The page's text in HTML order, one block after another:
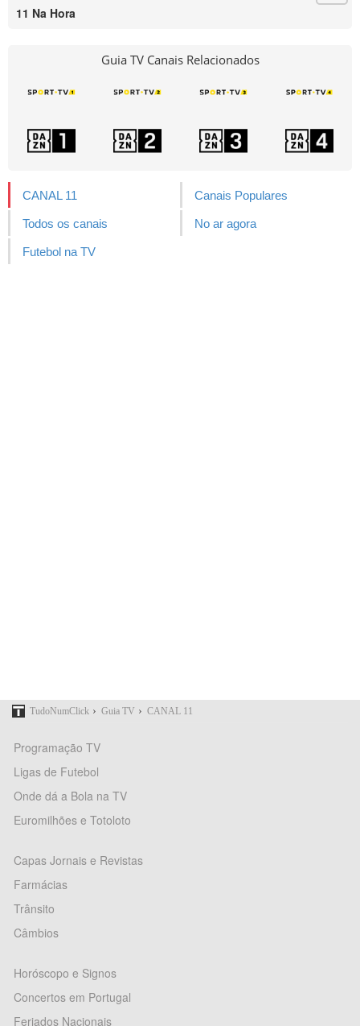
11 Na Hora
Guia TV Canais Relacionados
CANAL 11 Canais Populares
Todos os canais No ar agora
Futebol na TV
TudoNumClick › Guia TV › CANAL 11
Programação TV
Ligas de Futebol
Onde dá a Bola na TV
Euromilhões e Totoloto
Capas Jornais e Revistas
Farmácias
Trânsito
Câmbios
Horóscopo e Signos
Concertos em Portugal
Feriados Nacionais